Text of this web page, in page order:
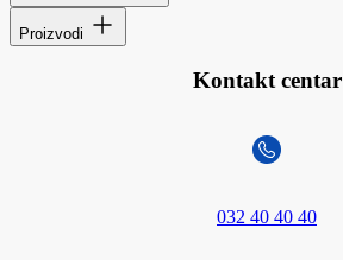
Proizvodi
Kontakt centar
032 40 40 40